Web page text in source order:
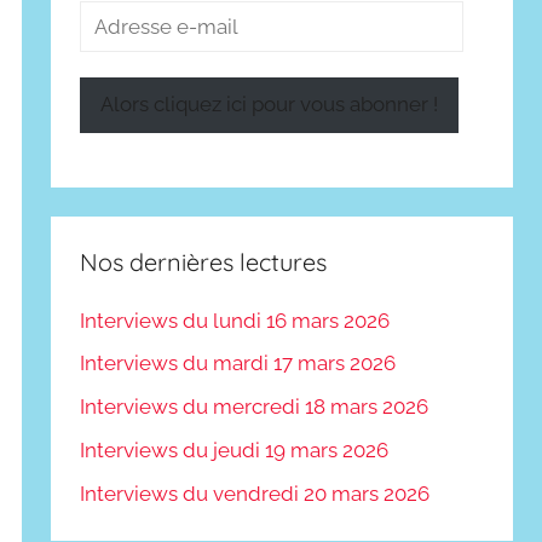
Adresse
Alors cliquez ici pour vous abonner !
Nos dernières lectures
Interviews du lundi 16 mars 2026
Interviews du mardi 17 mars 2026
Interviews du mercredi 18 mars 2026
Interviews du jeudi 19 mars 2026
Interviews du vendredi 20 mars 2026